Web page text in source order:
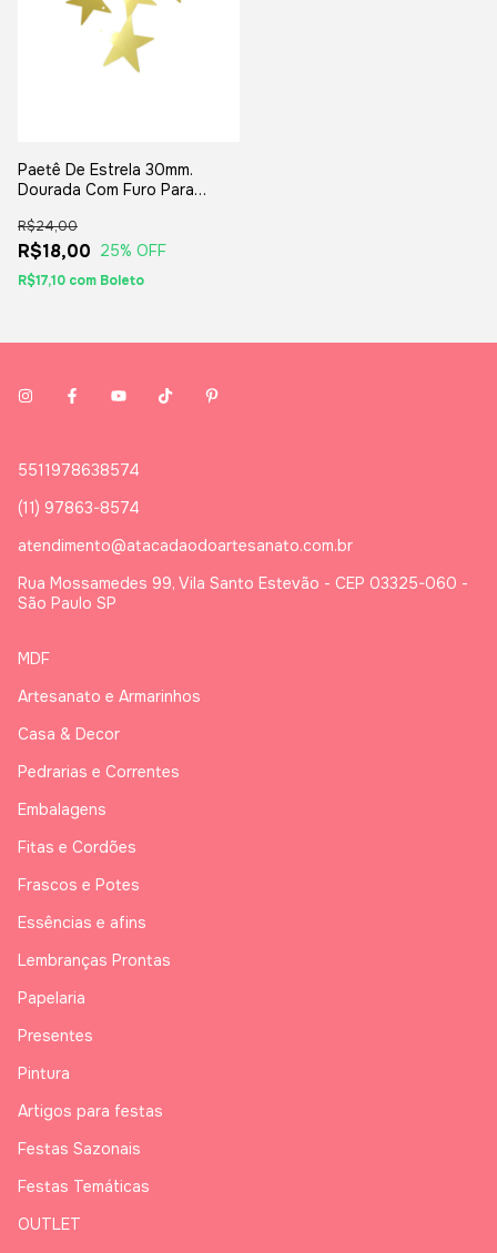
Paetê De Estrela 30mm.
Dourada Com Furo Para
R$18,00
R$24,00
25% OFF
R$17,10 com Boleto
5511978638574
(11) 97863-8574
atendimento@atacadaodoartesanato.com.br
Rua Mossamedes 99, Vila Santo Estevão - CEP 03325-060 -
São Paulo SP
MDF
Artesanato e Armarinhos
Casa & Decor
Pedrarias e Correntes
Embalagens
Fitas e Cordões
Frascos e Potes
Essências e afins
Lembranças Prontas
Papelaria
Presentes
Pintura
Artigos para festas
Festas Sazonais
Festas Temáticas
OUTLET